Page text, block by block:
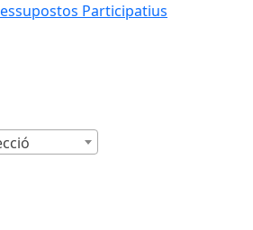
Participatius